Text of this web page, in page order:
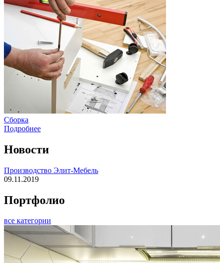
Сборка
Подробнее
Новости
Производство Элит-Мебель
09.11.2019
Портфолио
все категории